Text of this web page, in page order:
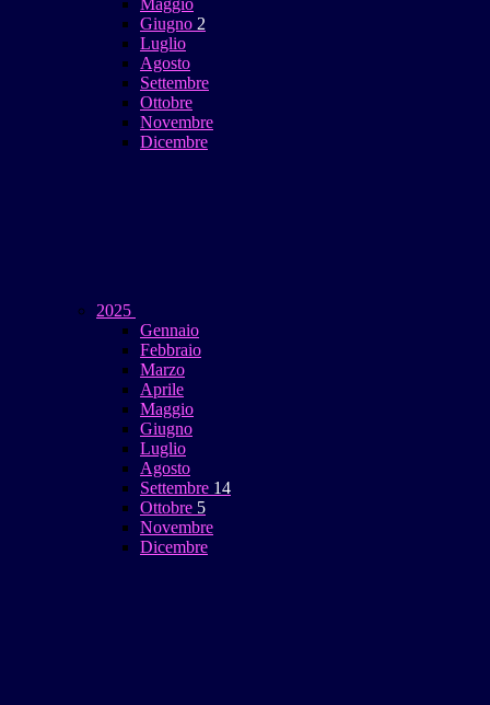
Maggio
Giugno 2
Luglio
Agosto
Settembre
Ottobre
Novembre
Dicembre
2025
Gennaio
Febbraio
Marzo
Aprile
Maggio
Giugno
Luglio
Agosto
Settembre 14
Ottobre 5
Novembre
Dicembre